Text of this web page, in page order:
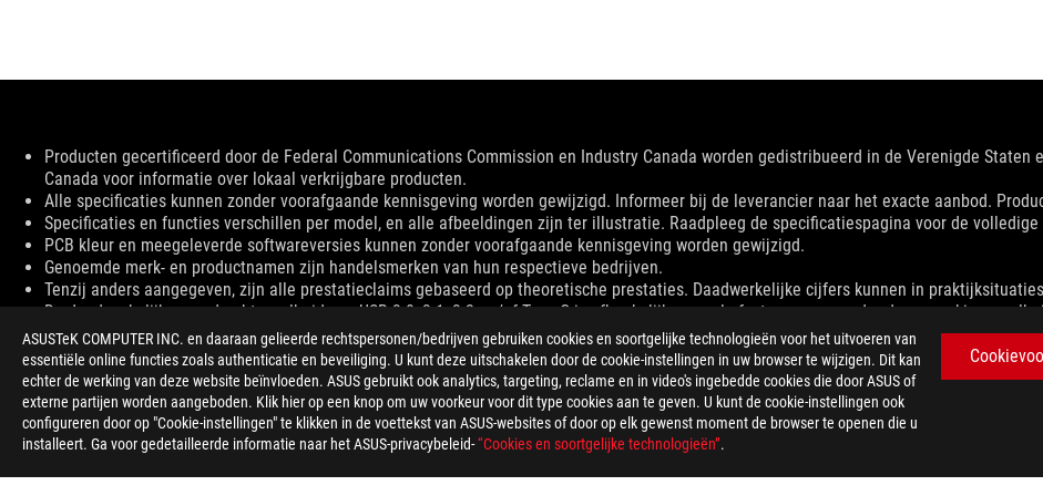
ASUSTeK COMPUTER INC. en daaraan gelieerde rechtspersonen/bedrijven gebruiken cookies en soortgelijke technologieën voor het uitvoeren van
essentiële online functies zoals authenticatie en beveiliging. U kunt deze uitschakelen door de cookie-instellingen in uw browser te wijzigen. Dit kan
echter de werking van deze website beïnvloeden. ASUS gebruikt ook analytics, targeting, reclame en in video's ingebedde cookies die door ASUS of
externe partijen worden aangeboden. Klik hier op een knop om uw voorkeur voor dit type cookies aan te geven. U kunt de cookie-instellingen ook
configureren door op "Cookie-instellingen" te klikken in de voettekst van ASUS-websites of door op elk gewenst moment de browser te openen die u
installeert. Ga voor gedetailleerde informatie naar het ASUS-privacybeleid-“Cookies en soortgelijke technologieën”.
Disclaimer
Producten gecertificeerd door de Federal Communications Commission en Industry Canada worden gedistribueerd in de Verenigde Staten
Canada voor informatie over lokaal verkrijgbare producten.
Alle specificaties kunnen zonder voorafgaande kennisgeving worden gewijzigd. Informeer bij de leverancier naar het exacte aanbod.
Specificaties en functies verschillen per model, en alle afbeeldingen zijn ter illustratie. Raadpleeg de specificatiespagina voor de
PCB kleur en meegeleverde softwareversies kunnen zonder voorafgaande kennisgeving worden gewijzigd.
Genoemde merk- en productnamen zijn handelsmerken van hun respectieve bedrijven.
Tenzij anders aangegeven, zijn alle prestatieclaims gebaseerd op theoretische prestaties. Daadwerkelijke cijfers kunnen in
De daadwerkelijke overdrachtssnelheid van USB 3.0, 3.1, 3.2 en/of Type-C is afhankelijk van vele factoren, waaronder de
factoren die verband houden met de systeemconfiguratie en uw gebruiksomgeving.
Wat betreft prijsinformatie heeft ASUS alleen het recht om een adviesprijs vast te stellen. Alle wederverkopers zijn vrij om hun eigen prijs
De prijs is mogelijk exclusief extra kosten, waaronder belasting, verzendkosten, recyclingkosten.